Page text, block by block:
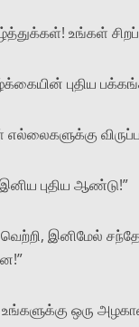
உங்கள்
புதிய
புதிய ஆண்டு!”
இனிமேல்
உங்களுக்கு ஒரு